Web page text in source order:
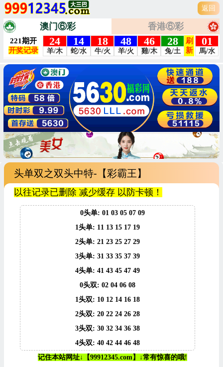
返回
澳门⑥彩 香港⑥彩